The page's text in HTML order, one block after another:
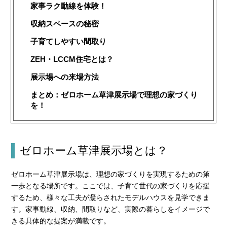
家事ラク動線を体験！
収納スペースの秘密
子育てしやすい間取り
ZEH・LCCM住宅とは？
展示場への来場方法
まとめ：ゼロホーム草津展示場で理想の家づくり
を！
ゼロホーム草津展示場とは？
ゼロホーム草津展示場は、理想の家づくりを実現するための第
一歩となる場所です。ここでは、子育て世代の家づくりを応援
するため、様々な工夫が凝らされたモデルハウスを見学できま
す。家事動線、収納、間取りなど、実際の暮らしをイメージで
きる具体的な提案が満載です。